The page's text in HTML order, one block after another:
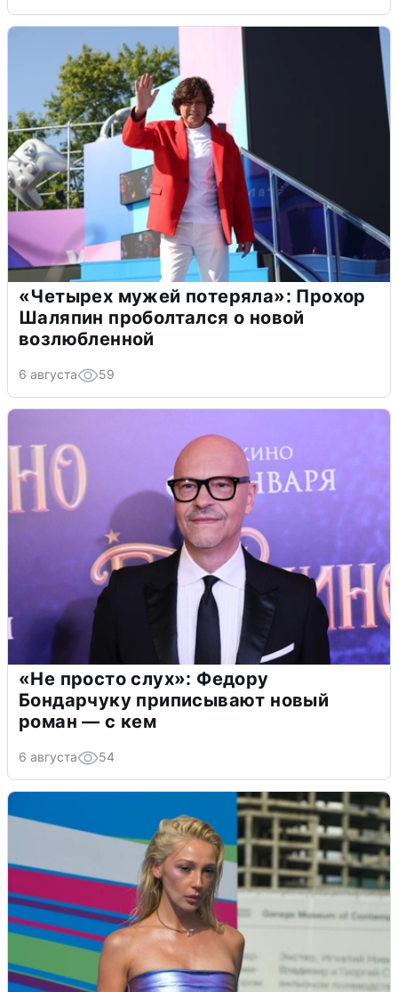
«Четырех мужей потеряла»: Прохор
Шаляпин проболтался о новой
возлюбленной
6 августа 59
«Не просто слух»: Федору
Бондарчуку приписывают новый
роман — с кем
6 августа 54